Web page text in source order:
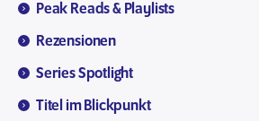
Peak Reads & Playlists
Rezensionen
Series Spotlight
Titel im Blickpunkt